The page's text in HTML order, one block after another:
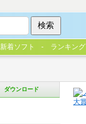
ダウンロード
新着ソフト ランキング